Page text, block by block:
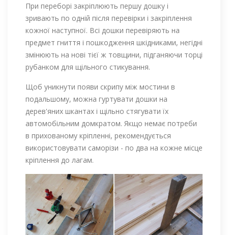
При переборі закріплюють першу дошку і
зривають по одній після перевірки і закріплення
кожної наступної. Всі дошки перевіряють на
предмет гниття і пошкодження шкідниками, негідні
змінюють на нові тієї ж товщини, підганяючи торці
рубанком для щільного стикування.
Щоб уникнути появи скрипу між мостини в
подальшому, можна гуртувати дошки на
дерев'яних шкантах і щільно стягувати їх
автомобільним домкратом. Якщо немає потреби
в прихованому кріпленні, рекомендується
використовувати саморізи - по два на кожне місце
кріплення до лагам.